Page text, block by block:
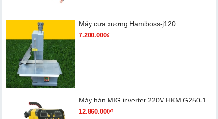
Máy cưa xương Hamiboss-j120
7.200.000₫
Máy hàn MIG inverter 220V HKMIG250-1
12.860.000₫